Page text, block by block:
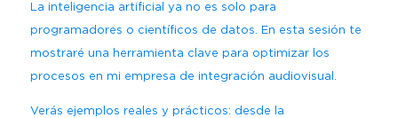
Exhibe con nosotros
FacebookInstagramLinkedinXchangeYoutube
La inteligencia artificial ya no es solo para
programadores o científicos de datos. En esta sesión te
mostraré una herramienta clave para optimizar los
procesos en mi empresa de integración audiovisual.
Verás ejemplos reales y prácticos: desde la